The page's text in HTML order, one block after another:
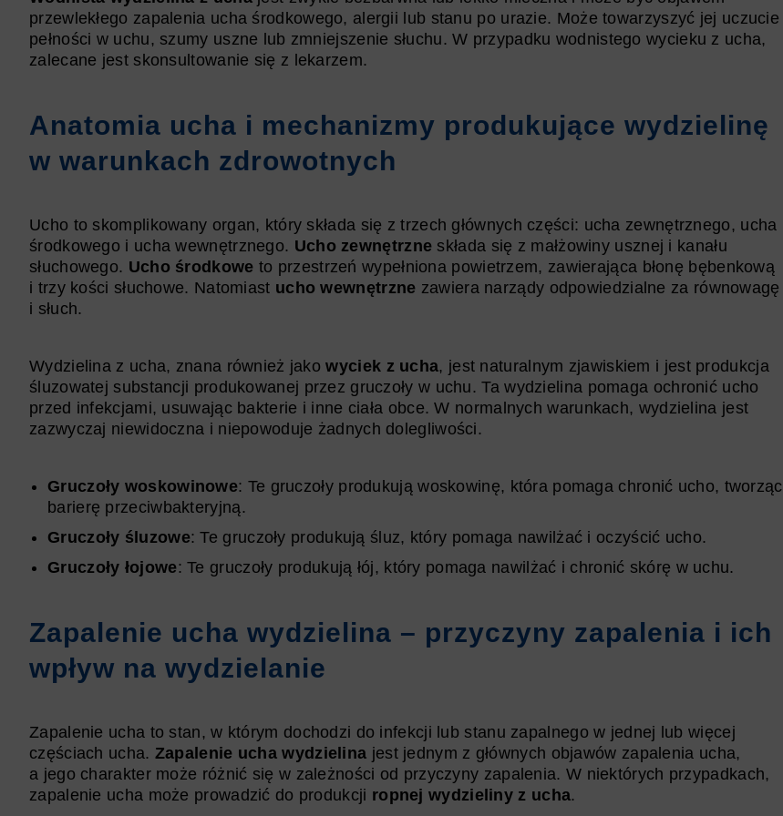
przewlekłego zapalenia ucha środkowego, alergii lub stanu po urazie. Może towarzyszyć jej uczucie
pełności w uchu, szumy uszne lub zmniejszenie słuchu. W przypadku wodnistego wycieku z ucha,
zalecane jest skonsultowanie się z lekarzem.
Anatomia ucha i mechanizmy produkujące wydzielinę
w warunkach zdrowotnych
Ucho to skomplikowany organ, który składa się z trzech głównych części: ucha zewnętrznego, ucha
środkowego i ucha wewnętrznego. Ucho zewnętrzne składa się z małżowiny usznej i kanału
słuchowego. Ucho środkowe to przestrzeń wypełniona powietrzem, zawierająca błonę bębenkową
i trzy kości słuchowe. Natomiast ucho wewnętrzne zawiera narządy odpowiedzialne za równowagę
i słuch.
Wydzielina z ucha, znana również jakowyciek z ucha, jest naturalnym zjawiskiem i jest produkcja
śluzowatej substancji produkowanej przez gruczoły w uchu. Ta wydzielina pomaga ochronić ucho
przed infekcjami, usuwając bakterie i inne ciała obce. W normalnych warunkach, wydzielina jest
zazwyczaj niewidoczna i niepowoduje żadnych dolegliwości.
Gruczoły woskowinowe: Te gruczoły produkują woskowinę, która pomaga chronić ucho, tworząc
barierę przeciwbakteryjną.
Gruczoły śluzowe: Te gruczoły produkują śluz, który pomaga nawilżać i oczyścić ucho.
Gruczoły łojowe: Te gruczoły produkują łój, który pomaga nawilżać i chronić skórę w uchu.
Zapalenie ucha wydzielina – przyczyny zapalenia i ich
wpływ na wydzielanie
Zapalenie ucha to stan, w którym dochodzi do infekcji lub stanu zapalnego w jednej lub więcej
częściach ucha. Zapalenie ucha wydzielina jest jednym z głównych objawów zapalenia ucha,
a jego charakter może różnić się w zależności od przyczyny zapalenia. W niektórych przypadkach,
zapalenie ucha może prowadzić do produkcji ropnej wydzieliny z ucha.